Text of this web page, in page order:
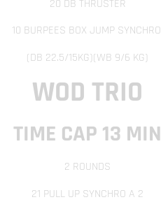
20 DB THRUSTER
10 BURPEES BOX JUMP SYNCHRO
(DB 22.5/15KG)(WB 9/6 KG)
WOD TRIO
TIME CAP 13 MIN
2 ROUNDS
21 PULL UP SYNCHRO A 2